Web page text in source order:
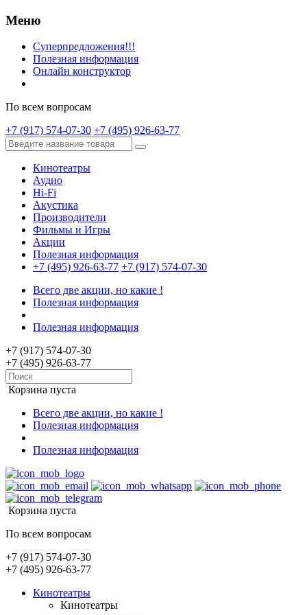
Меню
Суперпредложения!!!
Полезная информация
Онлайн конструктор
По всем вопросам
+7 (917) 574-07-30 +7 (495) 926-63-77
Кинотеатры
Аудио
Hi-Fi
Акустика
Производители
Фильмы и Игры
Акции
Полезная информация
+7 (495) 926-63-77 +7 (917) 574-07-30
Всего две акции, но какие !
Полезная информация
Полезная информация
+7 (917) 574-07-30
+7 (495) 926-63-77
Корзина пуста
Всего две акции, но какие !
Полезная информация
Полезная информация
Корзина пуста
По всем вопросам
+7 (917) 574-07-30
+7 (495) 926-63-77
Кинотеатры
Кинотеатры